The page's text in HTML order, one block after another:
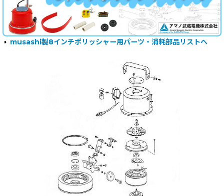
musashi製8インチポリッシャー用パーツ・消耗部品リストへ